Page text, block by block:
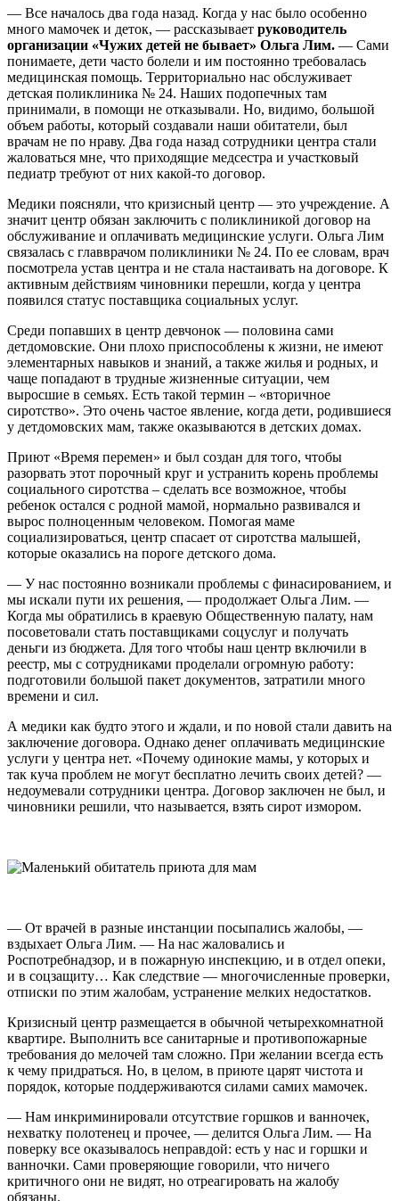
— Все началось два года назад. Когда у нас было особенно
много мамочек и деток, — рассказывает руководитель
организации «Чужих детей не бывает» Ольга Лим. — Сами
понимаете, дети часто болели и им постоянно требовалась
медицинская помощь. Территориально нас обслуживает
детская поликлиника № 24. Наших подопечных там
принимали, в помощи не отказывали. Но, видимо, большой
объем работы, который создавали наши обитатели, был
врачам не по нраву. Два года назад сотрудники центра стали
жаловаться мне, что приходящие медсестра и участковый
педиатр требуют от них какой-то договор.
Медики поясняли, что кризисный центр — это учреждение. А
значит центр обязан заключить с поликлиникой договор на
обслуживание и оплачивать медицинские услуги. Ольга Лим
связалась с главврачом поликлиники № 24. По ее словам, врач
посмотрела устав центра и не стала настаивать на договоре. К
активным действиям чиновники перешли, когда у центра
появился статус поставщика социальных услуг.
Среди попавших в центр девчонок — половина сами
детдомовские. Они плохо приспособлены к жизни, не имеют
элементарных навыков и знаний, а также жилья и родных, и
чаще попадают в трудные жизненные ситуации, чем
выросшие в семьях. Есть такой термин – «вторичное
сиротство». Это очень частое явление, когда дети, родившиеся
у детдомовских мам, также оказываются в детских домах.
Приют «Время перемен» и был создан для того, чтобы
разорвать этот порочный круг и устранить корень проблемы
социального сиротства – сделать все возможное, чтобы
ребенок остался с родной мамой, нормально развивался и
вырос полноценным человеком. Помогая маме
социализироваться, центр спасает от сиротства малышей,
которые оказались на пороге детского дома.
— У нас постоянно возникали проблемы с финасированием, и
мы искали пути их решения, — продолжает Ольга Лим. —
Когда мы обратились в краевую Общественную палату, нам
посоветовали стать поставщиками соцуслуг и получать
деньги из бюджета. Для того чтобы наш центр включили в
реестр, мы с сотрудниками проделали огромную работу:
подготовили большой пакет документов, затратили много
времени и сил.
А медики как будто этого и ждали, и по новой стали давить на
заключение договора. Однако денег оплачивать медицинские
услуги у центра нет. «Почему одинокие мамы, у которых и
так куча проблем не могут бесплатно лечить своих детей? —
недоумевали сотрудники центра. Договор заключен не был, и
чиновники решили, что называется, взять сирот измором.
— От врачей в разные инстанции посыпались жалобы, —
вздыхает Ольга Лим. — На нас жаловались и
Роспотребнадзор, и в пожарную инспекцию, и в отдел опеки,
и в соцзащиту… Как следствие — многочисленные проверки,
отписки по этим жалобам, устранение мелких недостатков.
Кризисный центр размещается в обычной четырехкомнатной
квартире. Выполнить все санитарные и противопожарные
требования до мелочей там сложно. При желании всегда есть
к чему придраться. Но, в целом, в приюте царят чистота и
порядок, которые поддерживаются силами самих мамочек.
— Нам инкриминировали отсутствие горшков и ванночек,
нехватку полотенец и прочее, — делится Ольга Лим. — На
поверку все оказывалось неправдой: есть у нас и горшки и
ванночки. Сами проверяющие говорили, что ничего
критичного они не видят, но отреагировать на жалобу
обязаны.